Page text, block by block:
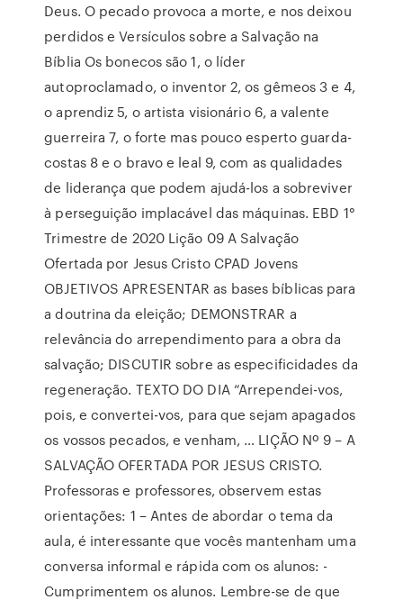
Deus. O pecado provoca a morte, e nos deixou
perdidos e Versículos sobre a Salvação na
Bíblia Os bonecos são 1, o líder
autoproclamado, o inventor 2, os gêmeos 3 e 4,
o aprendiz 5, o artista visionário 6, a valente
guerreira 7, o forte mas pouco esperto guarda-
costas 8 e o bravo e leal 9, com as qualidades
de liderança que podem ajudá-los a sobreviver
à perseguição implacável das máquinas. EBD 1°
Trimestre de 2020 Lição 09 A Salvação
Ofertada por Jesus Cristo CPAD Jovens
OBJETIVOS APRESENTAR as bases bíblicas para
a doutrina da eleição; DEMONSTRAR a
relevância do arrependimento para a obra da
salvação; DISCUTIR sobre as especificidades da
regeneração. TEXTO DO DIA “Arrependei-vos,
pois, e convertei-vos, para que sejam apagados
os vossos pecados, e venham, … LIÇÃO Nº 9 – A
SALVAÇÃO OFERTADA POR JESUS CRISTO.
Professoras e professores, observem estas
orientações: 1 – Antes de abordar o tema da
aula, é interessante que vocês mantenham uma
conversa informal e rápida com os alunos: -
Cumprimentem os alunos. Lembre-se de que